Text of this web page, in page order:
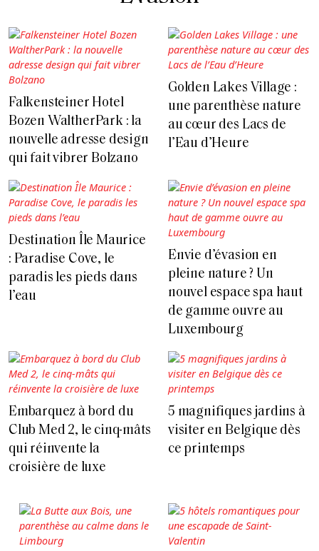
Falkensteiner Hotel
Bozen WaltherPark : la
nouvelle adresse design
qui fait vibrer Bolzano
Golden Lakes Village :
une parenthèse nature
au cœur des Lacs de
l’Eau d’Heure
Destination Île Maurice
: Paradise Cove, le
paradis les pieds dans
l’eau
Envie d’évasion en
pleine nature ? Un
nouvel espace spa haut
de gamme ouvre au
Luxembourg
Embarquez à bord du
Club Med 2, le cinq-mâts
qui réinvente la
croisière de luxe
5 magnifiques jardins à
visiter en Belgique dès
ce printemps